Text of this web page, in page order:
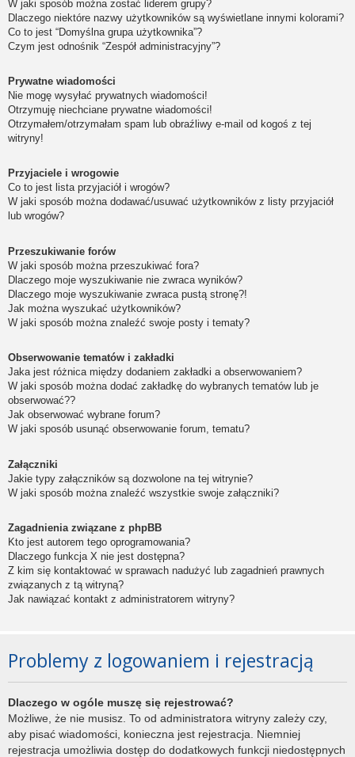
W jaki sposób można zostać liderem grupy?
Dlaczego niektóre nazwy użytkowników są wyświetlane innymi kolorami?
Co to jest “Domyślna grupa użytkownika”?
Czym jest odnośnik “Zespół administracyjny”?
Prywatne wiadomości
Nie mogę wysyłać prywatnych wiadomości!
Otrzymuję niechciane prywatne wiadomości!
Otrzymałem/otrzymałam spam lub obraźliwy e-mail od kogoś z tej
witryny!
Przyjaciele i wrogowie
Co to jest lista przyjaciół i wrogów?
W jaki sposób można dodawać/usuwać użytkowników z listy przyjaciół
lub wrogów?
Przeszukiwanie forów
W jaki sposób można przeszukiwać fora?
Dlaczego moje wyszukiwanie nie zwraca wyników?
Dlaczego moje wyszukiwanie zwraca pustą stronę?!
Jak można wyszukać użytkowników?
W jaki sposób można znaleźć swoje posty i tematy?
Obserwowanie tematów i zakładki
Jaka jest różnica między dodaniem zakładki a obserwowaniem?
W jaki sposób można dodać zakładkę do wybranych tematów lub je
obserwować??
Jak obserwować wybrane forum?
W jaki sposób usunąć obserwowanie forum, tematu?
Załączniki
Jakie typy załączników są dozwolone na tej witrynie?
W jaki sposób można znaleźć wszystkie swoje załączniki?
Zagadnienia związane z phpBB
Kto jest autorem tego oprogramowania?
Dlaczego funkcja X nie jest dostępna?
Z kim się kontaktować w sprawach nadużyć lub zagadnień prawnych
związanych z tą witryną?
Jak nawiązać kontakt z administratorem witryny?
Problemy z logowaniem i rejestracją
Dlaczego w ogóle muszę się rejestrować?
Możliwe, że nie musisz. To od administratora witryny zależy czy,
aby pisać wiadomości, konieczna jest rejestracja. Niemniej
rejestracja umożliwia dostęp do dodatkowych funkcji niedostępnych